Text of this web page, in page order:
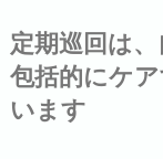
定期巡回は
包括的にケ
います